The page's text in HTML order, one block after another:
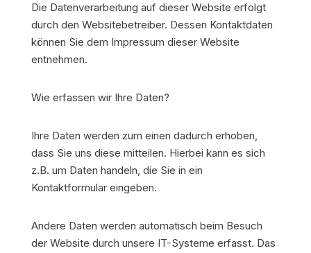
Die Datenverarbeitung auf dieser Website erfolgt
durch den Websitebetreiber. Dessen Kontaktdaten
können Sie dem Impressum dieser Website
entnehmen.
Wie erfassen wir Ihre Daten?
Ihre Daten werden zum einen dadurch erhoben,
dass Sie uns diese mitteilen. Hierbei kann es sich
z.B. um Daten handeln, die Sie in ein
Kontaktformular eingeben.
Andere Daten werden automatisch beim Besuch
der Website durch unsere IT-Systeme erfasst. Das